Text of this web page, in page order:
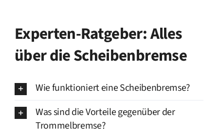
Experten-Ratgeber: Alles
über die Scheibenbremse
Wie funktioniert eine Scheibenbremse?
Was sind die Vorteile gegenüber der
Trommelbremse?